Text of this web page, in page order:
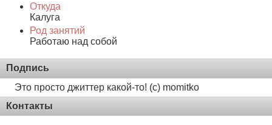
Откуда
Калуга
Род занятий
Работаю над собой
Подпись
Это просто джиттер какой-то! (с) momitko
Контакты